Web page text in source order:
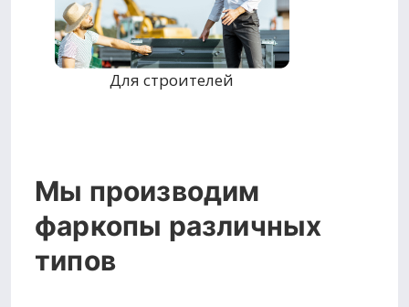
Для строителей
Мы производим
фаркопы различных
типов